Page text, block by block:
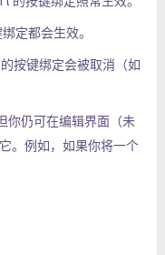
定都会生效。
按键绑定会被取消（如
你仍可在编辑界面（未
。例如，如果你将一个